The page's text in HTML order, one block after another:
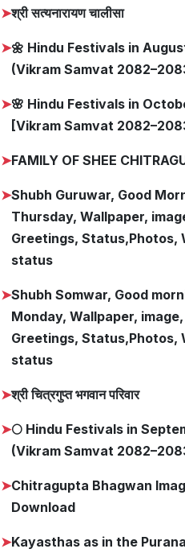
➤श्री सत्यनारायण चालीसा
➤🌼 Hindu Festivals in
(Vikram Samvat
➤🌸 Hindu Festivals in
[Vikram Samvat
➤FAMILY OF SHEE
➤Shubh Guruwar, Good
Thursday, Wallpaper,
Greetings, Status,Photos,
status
➤Shubh Somwar, Good
Monday, Wallpaper,
Greetings, Status,Photos,
status
➤श्री चित्रगुप्त भगवान परिवार
➤🌕 Hindu Festivals in
(Vikram Samvat
➤Chitragupta Bhagwan
Download
➤Kayasthas as in the